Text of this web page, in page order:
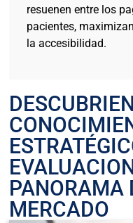
resuenen entre los
pacientes,
la accesibilidad.
PANORAMA
MERCADO